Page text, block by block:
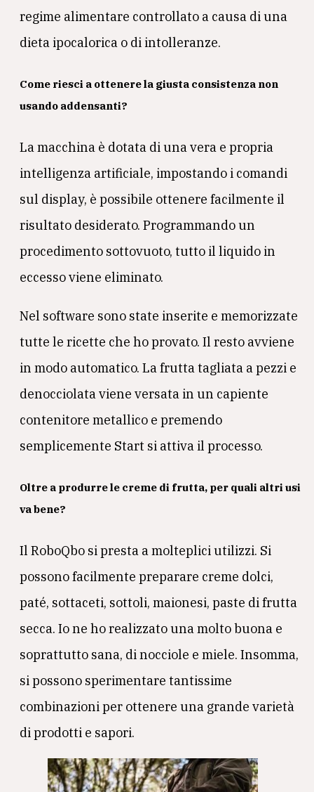
regime alimentare controllato a causa di una
dieta ipocalorica o di intolleranze.
Come riesci a ottenere la giusta consistenza non
usando addensanti?
La macchina è dotata di una vera e propria
intelligenza artificiale, impostando i comandi
sul display, è possibile ottenere facilmente il
risultato desiderato. Programmando un
procedimento sottovuoto, tutto il liquido in
eccesso viene eliminato.
Nel software sono state inserite e memorizzate
tutte le ricette che ho provato. Il resto avviene
in modo automatico. La frutta tagliata a pezzi e
denocciolata viene versata in un capiente
contenitore metallico e premendo
semplicemente Start si attiva il processo.
Oltre a produrre le creme di frutta, per quali altri usi
va bene?
Il RoboQbo si presta a molteplici utilizzi. Si
possono facilmente preparare creme dolci,
paté, sottaceti, sottoli, maionesi, paste di frutta
secca. Io ne ho realizzato una molto buona e
soprattutto sana, di nocciole e miele. Insomma,
si possono sperimentare tantissime
combinazioni per ottenere una grande varietà
di prodotti e sapori.